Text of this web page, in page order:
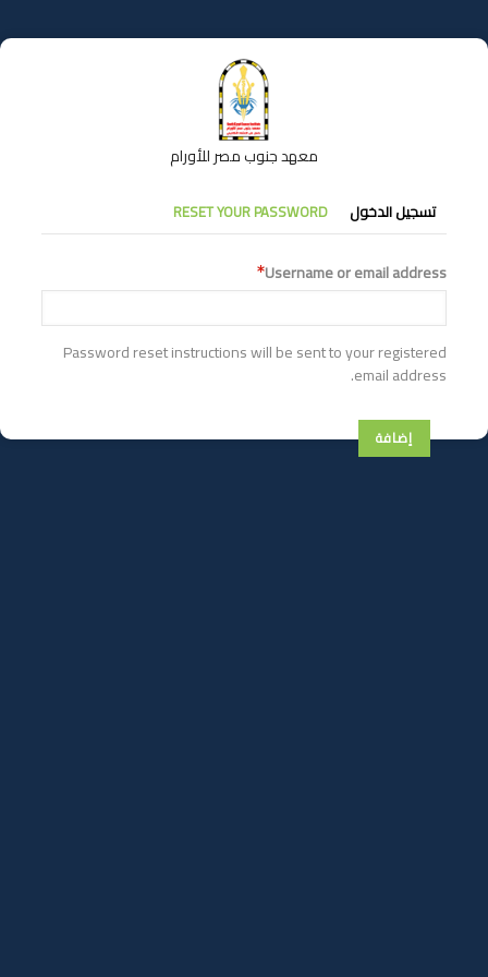
إلى
المحتوى
معهد جنوب مصر للأورام
التبويبات
الأساسية
تسجيل الدخول RESET YOUR PASSWORD
Username or email address
Password reset instructions will be sent to your registered
email address.